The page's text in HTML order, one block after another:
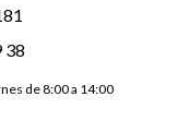
38
de 8:00 a 14:00